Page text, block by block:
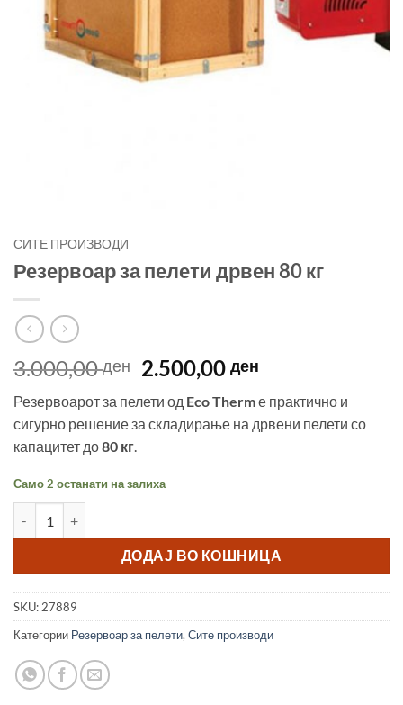
СИТЕ ПРОИЗВОДИ
Резервоар за пелети дрвен 80 кг
3.000,00ден
Original
was:
3.000,00 ден.
2.500,00ден
is:
2.500,00 ден.
Резервоарот за пелети од Eco Thermе практично и
сигурно решение за складирање на дрвени пелети со
капацитет до80 кг.
Само 2 останати на залиха
ДОДАЈ ВО КОШНИЦА
SKU: 27889
Категории Резервоар за пелети, Сите производи